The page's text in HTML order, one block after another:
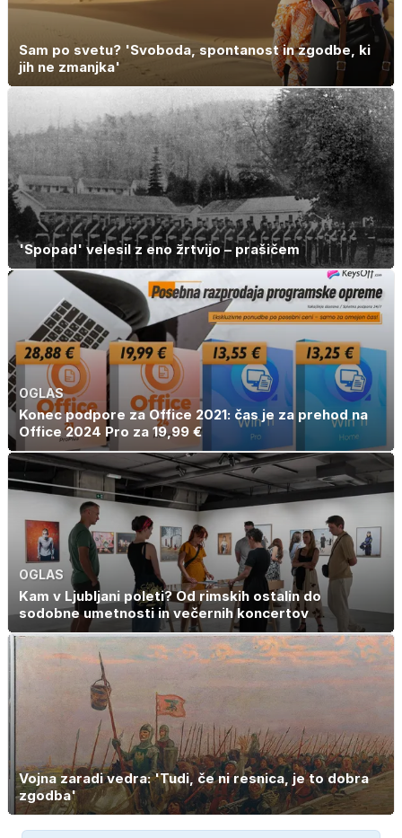
Sam po svetu? 'Svoboda, spontanost in zgodbe, ki
jih ne zmanjka'
'Spopad' velesil z eno žrtvijo – prašičem
OGLAS
Konec podpore za Office 2021: čas je za prehod na
Office 2024 Pro za 19,99 €
OGLAS
Kam v Ljubljani poleti? Od rimskih ostalin do
sodobne umetnosti in večernih koncertov
Vojna zaradi vedra: 'Tudi, če ni resnica, je to dobra
zgodba'